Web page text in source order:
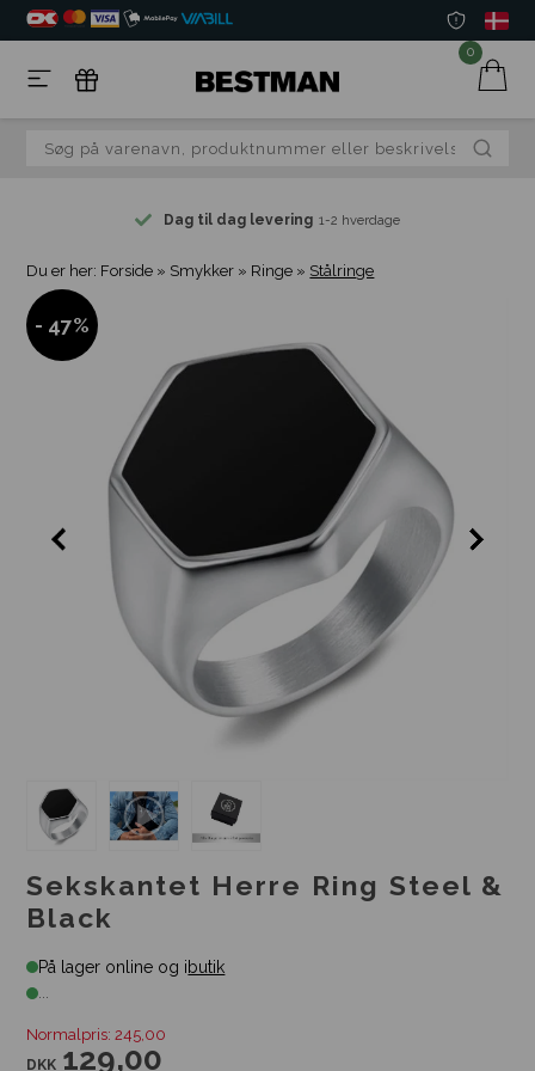
0
Dag til dag levering 1-2 hverdage
Du er her: Forside » Smykker » Ringe » Stålringe
- 47%
Sekskantet Herre Ring Steel &
Black
På lager online og ibutik
...
Normalpris: 245,00
DKK 129,00